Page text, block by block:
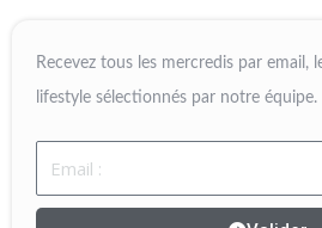
Recevez tous les mercredis par email,
lifestyle sélectionnés par notre équipe.
Email